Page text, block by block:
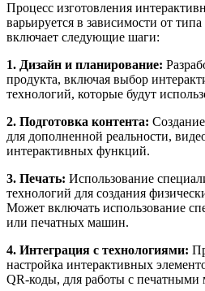
Процесс изготовления
варьируется в зависимости от
включает следующие шаги:
1. Дизайн и планирование:
продукта, включая выбор
технологий, которые будут
2. Подготовка контента:
для дополненной реальности,
интерактивных функций.
3. Печать: Использование
технологий для создания
Может включать использование
или печатных машин.
4. Интеграция с технологиями:
настройка интерактивных
QR-коды, для работы с печатными